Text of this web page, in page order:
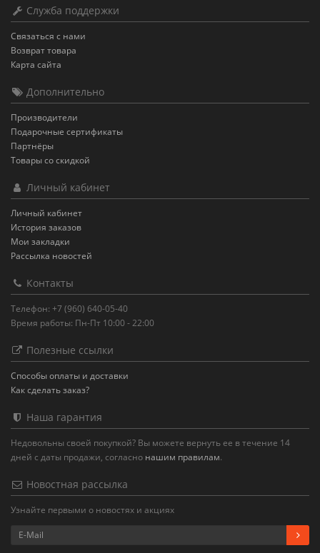
Служба поддержки
Связаться с нами
Возврат товара
Карта сайта
Дополнительно
Производители
Подарочные сертификаты
Партнёры
Товары со скидкой
Личный кабинет
Личный кабинет
История заказов
Мои закладки
Рассылка новостей
Контакты
Телефон: +7 (960) 640-05-40
Время работы: Пн-Пт 10:00 - 22:00
Полезные ссылки
Способы оплаты и доставки
Как сделать заказ?
Наша гарантия
Недовольны своей покупкой? Вы можете вернуть ее в течение 14
дней с даты продажи, согласно нашим правилам.
Новостная рассылка
Узнайте первыми о новостях и акциях